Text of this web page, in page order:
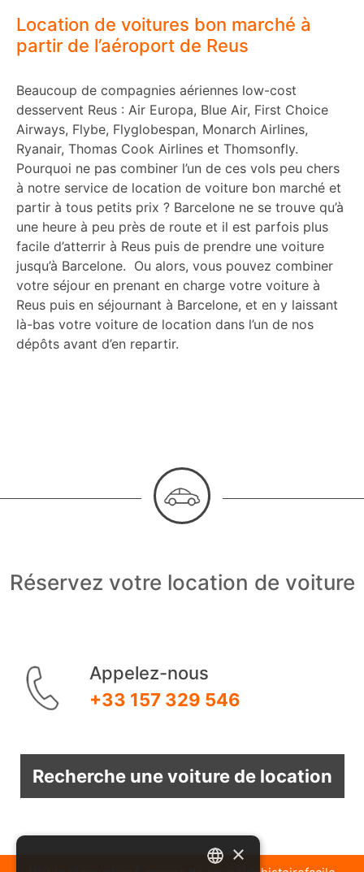
Location de voitures bon marché à
partir de l’aéroport de Reus
Beaucoup de compagnies aériennes low-cost
desservent Reus : Air Europa, Blue Air, First Choice
Airways, Flybe, Flyglobespan, Monarch Airlines,
Ryanair, Thomas Cook Airlines et Thomsonfly.
Pourquoi ne pas combiner l’un de ces vols peu chers
à notre service de location de voiture bon marché et
partir à tous petits prix ? Barcelone ne se trouve qu’à
une heure à peu près de route et il est parfois plus
facile d’atterrir à Reus puis de prendre une voiture
jusqu’à Barcelone. Ou alors, vous pouvez combiner
votre séjour en prenant en charge votre voiture à
Reus puis en séjournant à Barcelone, et en y laissant
là-bas votre voiture de location dans l’un de nos
dépôts avant d’en repartir.
Réservez votre location de voiture
Appelez-nous
+33 157 329 546
Recherche une voiture de location
×